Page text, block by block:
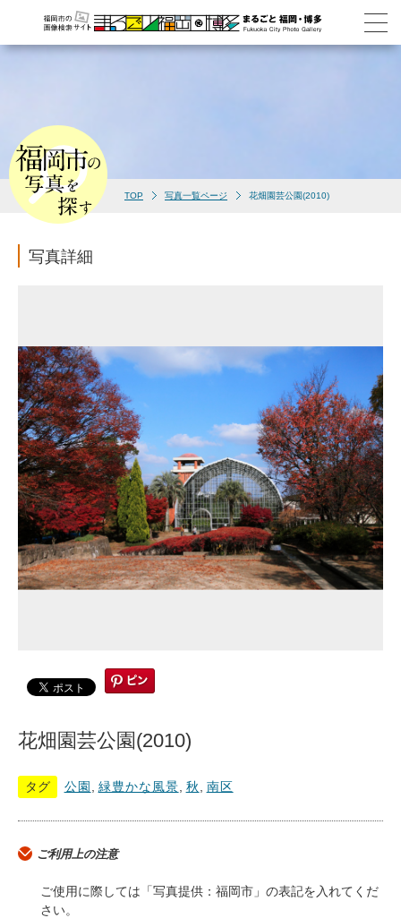
TOP 写真一覧ページ 花畑園芸公園(2010)
写真詳細
花畑園芸公園(2010)
タグ 公園 緑豊かな風景 秋 南区
ご利用上の注意
ご使用に際しては「写真提供：福岡市」の表記を入れてくだ
さい。